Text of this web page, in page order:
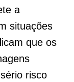
a
situações
que os
risco